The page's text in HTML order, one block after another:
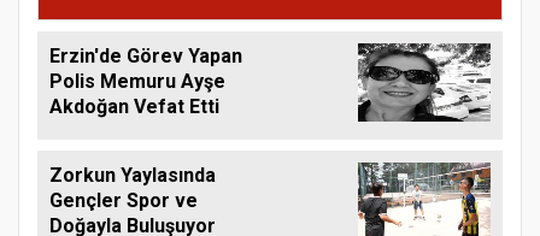
Erzin'de Görev Yapan
Polis Memuru Ayşe
Akdoğan Vefat Etti
Zorkun Yaylasında
Gençler Spor ve
Doğayla Buluşuyor